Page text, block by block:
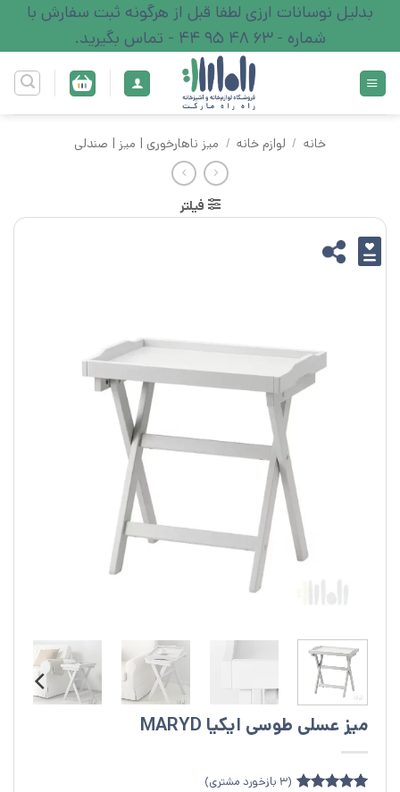
content
بدلیل نوسانات ارزی لطفا قبل از هرگونه ثبت سفارش با
شماره - 63 48 95 44 - تماس بگیرید.
خانه / لوازم خانه / میز ناهارخوری | میز | صندلی
فیلتر
میز عسلی طوسی ایکیا MARYD
(
3 بازخورد مشتری)